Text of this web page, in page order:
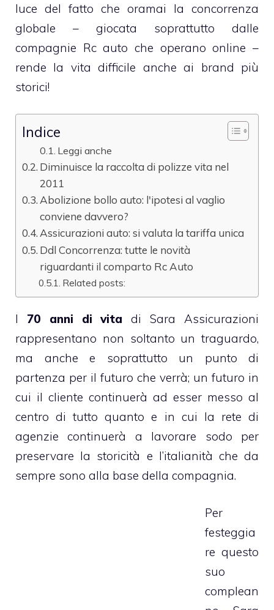
luce del fatto che oramai la concorrenza
globale – giocata soprattutto dalle
compagnie Rc auto che operano online –
rende la vita difficile anche ai brand più
storici!
Indice
Leggi anche
Diminuisce la raccolta di polizze vita nel
2011
Abolizione bollo auto: l'ipotesi al vaglio
conviene davvero?
Assicurazioni auto: si valuta la tariffa unica
Ddl Concorrenza: tutte le novità
riguardanti il comparto Rc Auto
Related posts:
I 70 anni di vita di Sara Assicurazioni
rappresentano non soltanto un traguardo,
ma anche e soprattutto un punto di
partenza per il futuro che verrà; un futuro in
cui il cliente continuerà ad esser messo al
centro di tutto quanto e in cui la rete di
agenzie continuerà a lavorare sodo per
preservare la storicità e l’italianità che da
sempre sono alla base della compagnia.
Per
festeggia
re questo
suo
complean